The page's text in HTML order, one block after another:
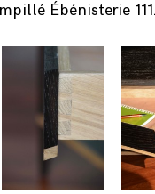
Ébénisterie